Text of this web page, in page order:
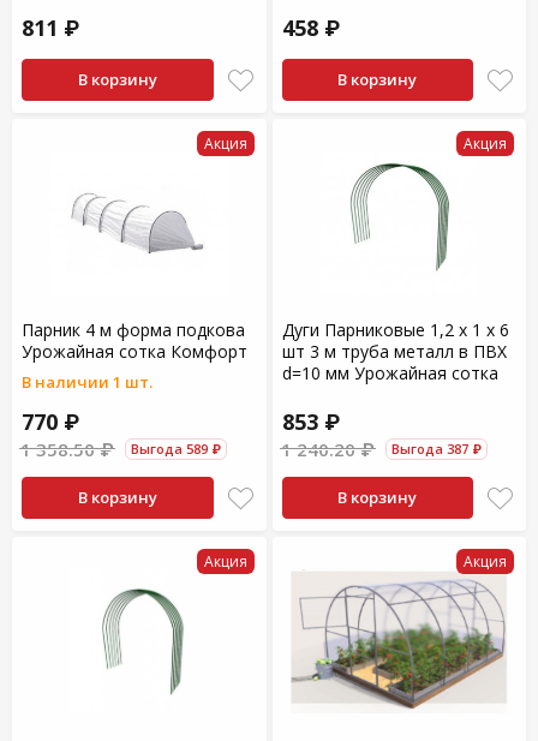
811 ₽
В корзину
458 ₽
В корзину
Акция
Парник 4 м форма подкова
Урожайная сотка Комфорт
В наличии 1 шт.
770 ₽
1 358.50 ₽ Выгода 589 ₽
В корзину
Акция
Дуги Парниковые 1,2 х 1 х 6
шт 3 м труба металл в ПВХ
d=10 мм Урожайная сотка
853 ₽
1 240.20 ₽ Выгода 387 ₽
В корзину
Акция Акция